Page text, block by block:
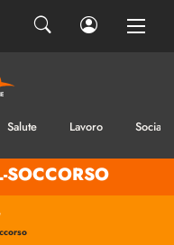
Salute Lavoro Sociale